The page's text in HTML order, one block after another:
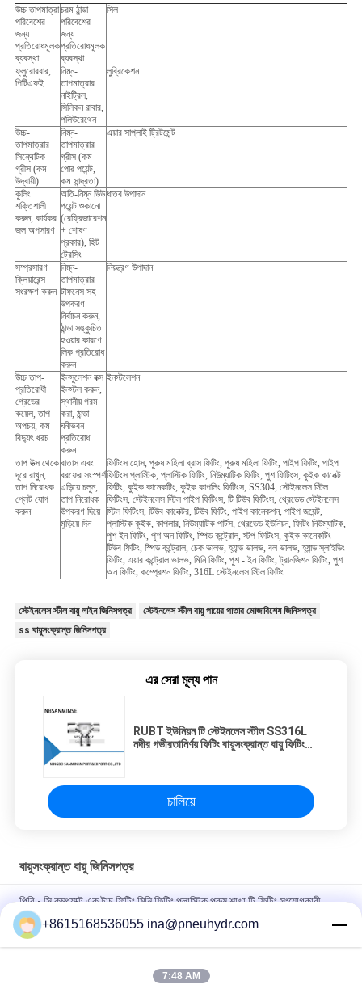
উচ্চ তাপমাত্রা
পরিবেশের
জন্য
প্রতিরোধমূলক
ব্যবস্থা
চরম ঠান্ডা
পরিবেশের
জন্য
প্রতিরোধমূলক
ব্যবস্থা
সিল
ফ্লুরোরবার,
পিটিএফই
নিম্ন-
তাপমাত্রার
নাইট্রিল,
সিলিকন রাবার,
পলিউরেথেন
লুব্রিকেশন
উচ্চ-
তাপমাত্রার
সিন্থেটিক
গ্রীস (কম
উদ্বায়ী)
নিম্ন-
তাপমাত্রার
গ্রীস (কম
পোর পয়েন্ট,
কম সান্দ্রতা)
এয়ার সাপ্লাই ট্রিটমেন্ট
কুলিং
শক্তিশালী
করুন, কার্যকর
জল অপসারণ
অতি-নিম্ন ডিউ
পয়েন্ট শুকানো
(রেফ্রিজারেশন
+ শোষণ
প্রকার), হিট
ট্রেসিং
ধাতব উপাদান
সম্প্রসারণ
ক্লিয়ারেন্স
সংরক্ষণ করুন
নিম্ন-
তাপমাত্রার
টাফনেস সহ
উপকরণ
নির্বাচন করুন,
ঠান্ডা সঙ্কুচিত
হওয়ার কারণে
লিক প্রতিরোধ
করুন
নিয়ন্ত্রণ উপাদান
উচ্চ তাপ-
প্রতিরোধী
গ্রেডের
কয়েল, তাপ
অপচয়, কম
বিদ্যুৎ খরচ
ইনসুলেশন বক্স
ইনস্টল করুন,
স্থানীয় গরম
করা, ঠান্ডা
ঘনীভবন
প্রতিরোধ
করুন
ইনস্টলেশন
তাপ উত্স থেকে
দূরে রাখুন,
তাপ নিরোধক
প্লেট যোগ
করুন
বাতাস এবং
বরফের সংস্পর্শ
এড়িয়ে চলুন,
তাপ নিরোধক
উপকরণ দিয়ে
মুড়িয়ে দিন
ফিটিংস হোস, পুরুষ মহিলা ব্রাস ফিটিং, পুরুষ মহিলা ফিটিং, পাইপ ফিটিং, পাইপ
ফিটিংস প্লাস্টিক, প্লাস্টিক ফিটিং, নিউম্যাটিক ফিটিং, পুশ ফিটিংস, কুইক কানেক্ট
ফিটিং, কুইক কানেকটিং, কুইক কাপলিং ফিটিংস, SS304, স্টেইনলেস স্টিল
ফিটিংস, স্টেইনলেস স্টিল পাইপ ফিটিংস, টি টিউব ফিটিংস, থ্রেডেড স্টেইনলেস
স্টিল ফিটিংস, টিউব কানেক্টর, টিউব ফিটিং, পাইপ কানেকশন, পাইপ জয়েন্ট,
প্লাস্টিক কুইক, কাপলার, নিউম্যাটিক পার্টস, থ্রেডেড ইউনিয়ন, ফিটিং নিউম্যাটিক,
পুশ ইন ফিটিং, পুশ অন ফিটিং, স্পিড কন্ট্রোল, স্টপ ফিটিংস, কুইক কানেকটিং
টিউব ফিটিং, স্পিড কন্ট্রোল, চেক ভালভ, হ্যান্ড ভালভ, বল ভালভ, হ্যান্ড স্লাইডিং
ফিটিং, এয়ার কন্ট্রোল ভালভ, মিনি ফিটিং, পুশ - ইন ফিটিং, ট্রানজিশন ফিটিং, পুশ
অন ফিটিং, কম্প্রেশন ফিটিং, 316L স্টেইনলেস স্টিল ফিটিং
স্টেইনলেস স্টীল বায়ু লাইন জিনিসপত্র
স্টেইনলেস স্টীল বায়ু পায়ের পাতার মোজাবিশেষ জিনিসপত্র
ss বায়ুসংক্রান্ত জিনিসপত্র
এর সেরা মূল্য পান
RUBT ইউনিয়ন টি স্টেইনলেস স্টীল SS316L
নদীর গভীরতানির্ণয় ফিটিং বায়ুসংক্রান্ত বায়ু ফিটিং
চালিয়ে
বায়ুসংক্রান্ত বায়ু জিনিসপত্র
পিবি - সি কম্প্যাক্ট এক টাচ ফিটিং মিনি ফিটিং প্লাস্টিক পুরুষ শাখা টি ফিটিং সংযোগকারী
সানমিন মধ্যে বায়ুসংক্রান্ত ধাক্কা
NBSANMINSE সি টাইপ বায়ুসংক্রান্ত এয়ার ফিটিং Muffler থ্রোটল ভালভ
+8615168536055 ina@pneuhydr.com
7:48 AM